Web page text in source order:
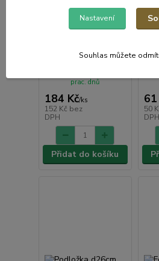
Forma d22cm, 1dno
dortová, v.6,7cm,
184 Kč/ks
152 Kč bez
DPH
prac. dnů
Přidat do košíku
61
50
DPH
Nastavení
Souhlas můžete